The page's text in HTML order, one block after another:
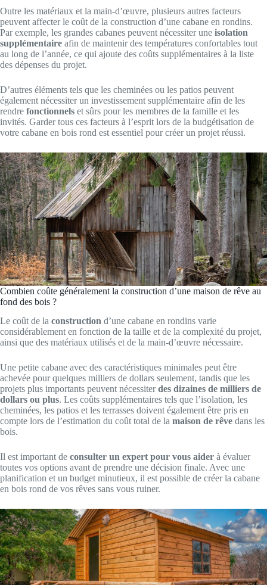
Outre les matériaux et la main-d’œuvre, plusieurs autres facteurs
peuvent affecter le coût de la construction d’une cabane en rondins.
Par exemple, les grandes cabanes peuvent nécessiter une isolation
supplémentaire afin de maintenir des températures confortables tout
au long de l’année, ce qui ajoute des coûts supplémentaires à la liste
des dépenses du projet.
D’autres éléments tels que les cheminées ou les patios peuvent
également nécessiter un investissement supplémentaire afin de les
rendre fonctionnels et sûrs pour les membres de la famille et les
invités. Garder tous ces facteurs à l’esprit lors de la budgétisation de
votre cabane en bois rond est essentiel pour créer un projet réussi.
Combien coûte généralement la construction d’une maison de rêve au
fond des bois ?
Le coût de la construction d’une cabane en rondins varie
considérablement en fonction de la taille et de la complexité du projet,
ainsi que des matériaux utilisés et de la main-d’œuvre nécessaire.
Une petite cabane avec des caractéristiques minimales peut être
achevée pour quelques milliers de dollars seulement, tandis que les
projets plus importants peuvent nécessiterdes dizaines de milliers de
dollars ou plus. Les coûts supplémentaires tels que l’isolation, les
cheminées, les patios et les terrasses doivent également être pris en
compte lors de l’estimation du coût total de la maison de rêve dans les
bois.
Il est important de consulter un expert pour vous aider à évaluer
toutes vos options avant de prendre une décision finale. Avec une
planification et un budget minutieux, il est possible de créer la cabane
en bois rond de vos rêves sans vous ruiner.